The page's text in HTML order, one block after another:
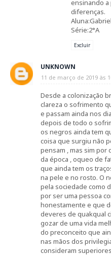
ensinando a
diferenças.
Série:2°A
Excluir
UNKNOWN
11 de março de 2019 às
Desde a colonização
clareza o sofrimento
e passam ainda nos
depois de todo o
os negros ainda tem
coisa que surgiu não
pensam , mas sim por
da época , oqueo de
que ainda tem os
na pele e no rosto. O
pela sociedade como
por ser uma pessoa
honestamente e que
deveres de quakqual
gozar de uma vida
do preconceito que
nas mãos dos
consideram